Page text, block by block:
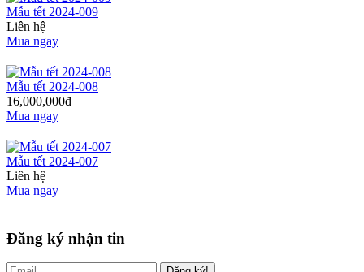
Mẫu tết 2024-009
Liên hệ
Mua ngay
Mẫu tết 2024-008
16,000,000đ
Mua ngay
Mẫu tết 2024-007
Liên hệ
Mua ngay
Đăng ký nhận tin